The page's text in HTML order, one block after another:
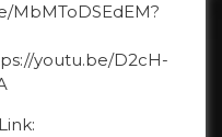
MbMToDSEdEM?
youtu.be/D2cH-
Link: